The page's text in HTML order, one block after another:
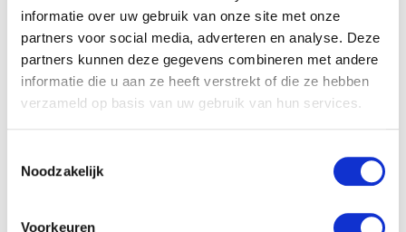
informatie over uw gebruik van onze site met onze
partners voor social media, adverteren en analyse. Deze
partners kunnen deze gegevens combineren met andere
informatie die u aan ze heeft verstrekt of die ze hebben
verzameld op basis van uw gebruik van hun services.
Noodzakelijk
Voorkeuren
liggen
zijn
interesses